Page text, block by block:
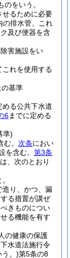
をいう。
るために必要
の排水管、これ
及び便器を含
害施設をい
れを使用する
基準
る公共下水道
6までに定める
準)
。 次条におい
を含む。 第3条
、次のとおり
造り、かつ、漏
る措置が講ぜ
きものについ
る機能を有す
の健康の保護
水道法施行令
う。)第5条の8